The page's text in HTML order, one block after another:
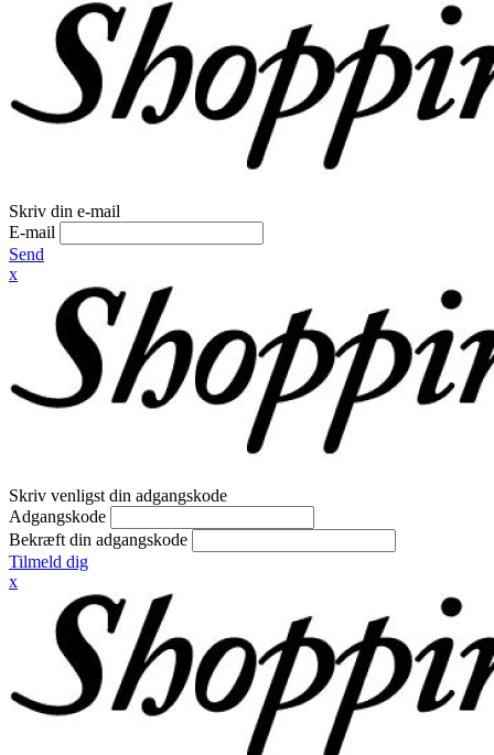
Skriv din e-mail
E-mail
Send
x
Skriv venligst din adgangskode
Adgangskode
Bekræft din adgangskode
Tilmeld dig
x